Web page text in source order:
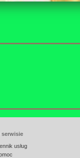
serwisie
usług